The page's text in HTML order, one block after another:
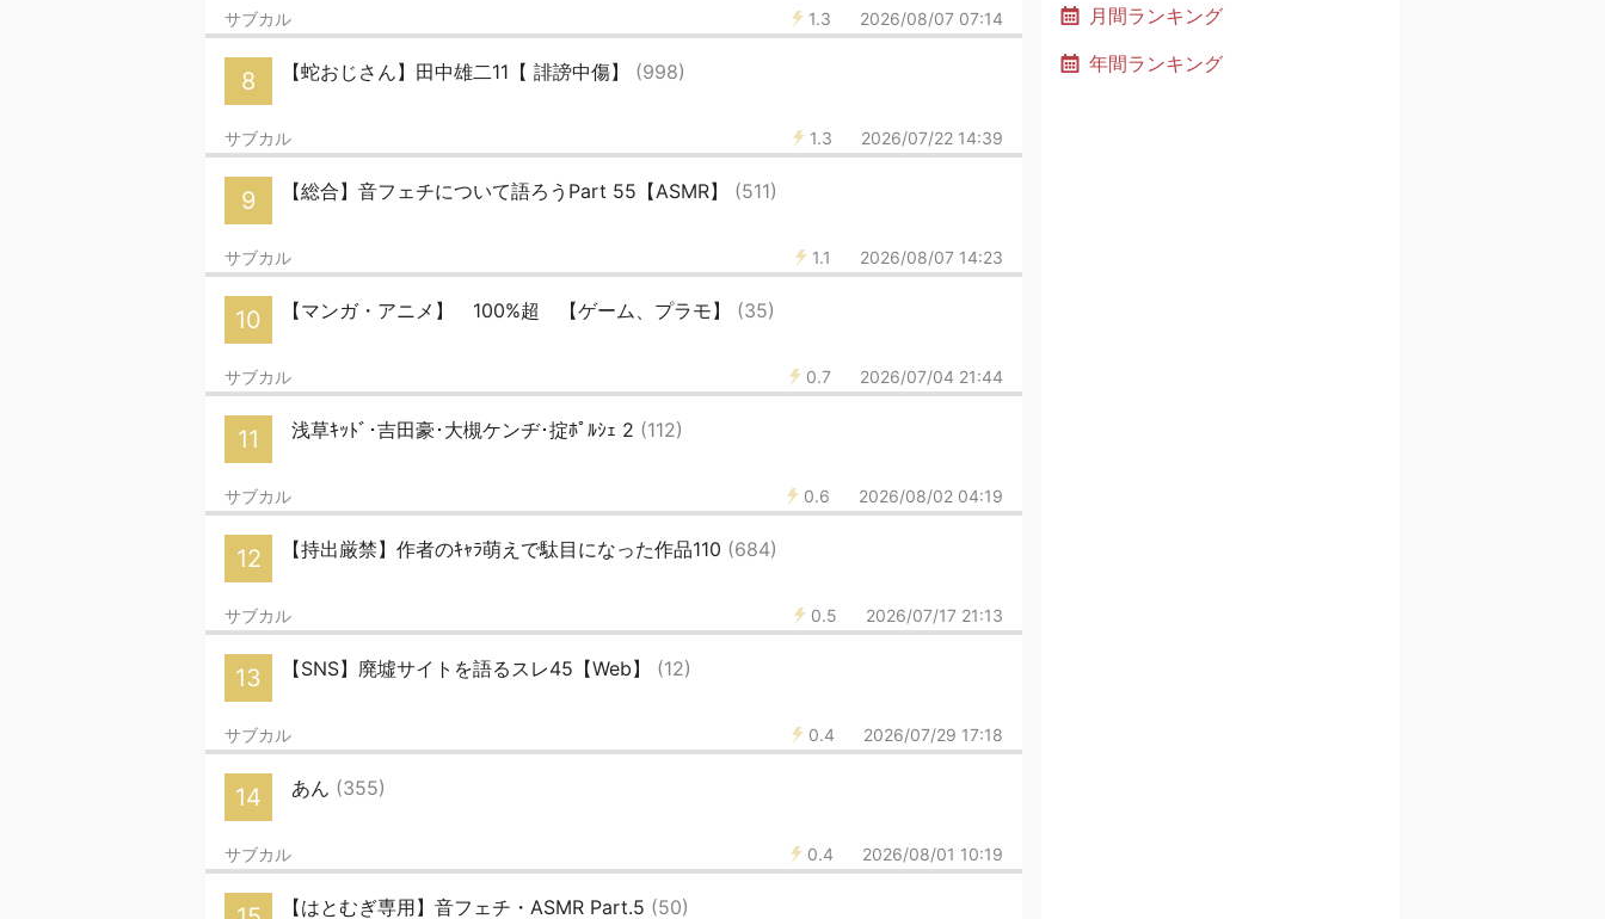
1.3 2026/08/07 07:14
サブカル
8 【蛇おじさん】田中雄二11【 誹謗中傷】 (998)
1.3 2026/07/22 14:39
サブカル
9 【総合】音フェチについて語ろうPart 55【ASMR】 (511)
1.1 2026/08/07 14:23
サブカル
10 【マンガ・アニメ】 100%超 【ゲーム、プラモ】 (35)
0.7 2026/07/04 21:44
サブカル
11 浅草ｷｯﾄﾞ･吉田豪･大槻ケンヂ･掟ﾎﾟﾙｼｪ 2 (112)
0.6 2026/08/02 04:19
サブカル
12 【持出厳禁】作者のｷｬﾗ萌えで駄目になった作品110 (684)
0.5 2026/07/17 21:13
サブカル
13 【SNS】廃墟サイトを語るスレ45【Web】 (12)
0.4 2026/07/29 17:18
サブカル
14 あん (355)
0.4 2026/08/01 10:19
サブカル
【はとむぎ専用】音フェチ・ASMR Part.5 (50)
月間ランキング
年間ランキング